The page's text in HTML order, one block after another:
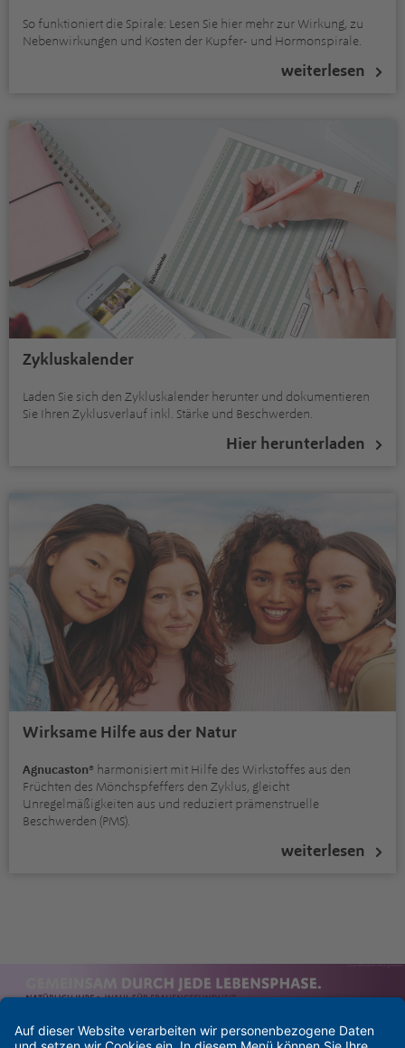
So funktioniert die Spirale: Lesen Sie hier mehr zur Wirkung, zu
Nebenwirkungen und Kosten der Kupfer- und Hormonspirale.
weiterlesen
Zykluskalender
Laden Sie sich den Zykluskalender herunter und dokumentieren
Sie Ihren Zyklusverlauf inkl. Stärke und Beschwerden.
Hier herunterladen
Wirksame Hilfe aus der Natur
Agnucaston® harmonisiert mit Hilfe des Wirkstoffes aus den
Früchten des Mönchspfeffers den Zyklus, gleicht
Unregelmäßigkeiten aus und reduziert prämenstruelle
Beschwerden (PMS).
weiterlesen